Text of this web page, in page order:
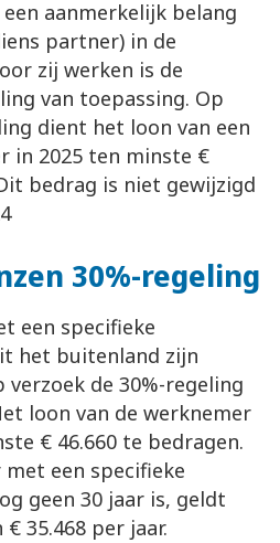
aanmerkelijk belang
partner) in de
zij werken is de
van toepassing. Op
dient het loon van een
in 2025 ten minste €
bedrag is niet gewijzigd
30%-regeling
een specifieke
het buitenland zijn
verzoek de 30%-regeling
loon van de werknemer
€ 46.660 te bedragen.
een specifieke
geen 30 jaar is, geldt
35.468 per jaar.